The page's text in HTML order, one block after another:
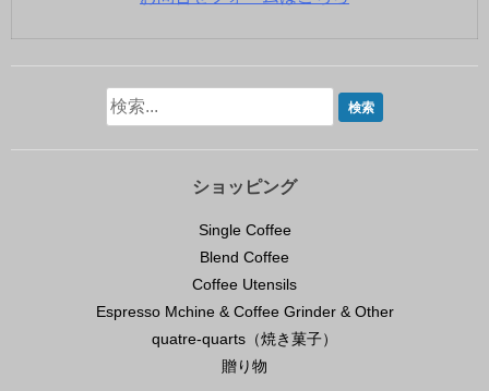
ショッピング
Single Coffee
Blend Coffee
Coffee Utensils
Espresso Mchine & Coffee Grinder & Other
quatre-quarts（焼き菓子）
贈り物